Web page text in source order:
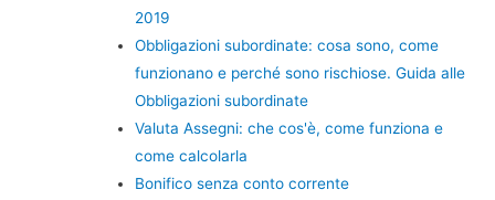
2019
Obbligazioni subordinate: cosa sono, come
funzionano e perché sono rischiose. Guida alle
Obbligazioni subordinate
Valuta Assegni: che cos'è, come funziona e
come calcolarla
Bonifico senza conto corrente